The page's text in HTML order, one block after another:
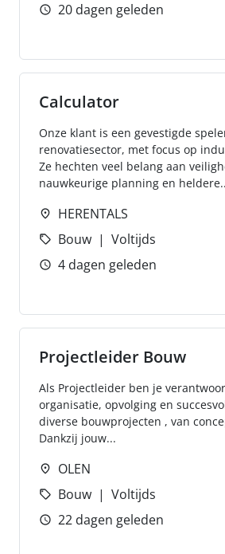
20 dagen geleden
Calculator
Onze klant is een gevestigde
renovatiesector, met focus op
Ze hechten veel belang aan
nauwkeurige planning en
HERENTALS
Bouw
Voltijds
4 dagen geleden
Projectleider Bouw
Als Projectleider ben je
organisatie, opvolging en
diverse bouwprojecten , van
Dankzij jouw...
OLEN
Bouw
Voltijds
22 dagen geleden